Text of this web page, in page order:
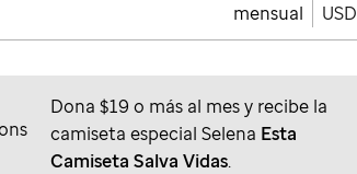
mensual USD
Dona $19 o más al mes y recibe la
camiseta especial Selena Esta
Camiseta Salva Vidas.